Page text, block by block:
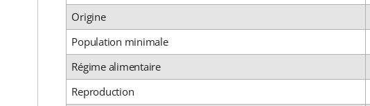
Origine
Population minimale
Régime alimentaire
Reproduction